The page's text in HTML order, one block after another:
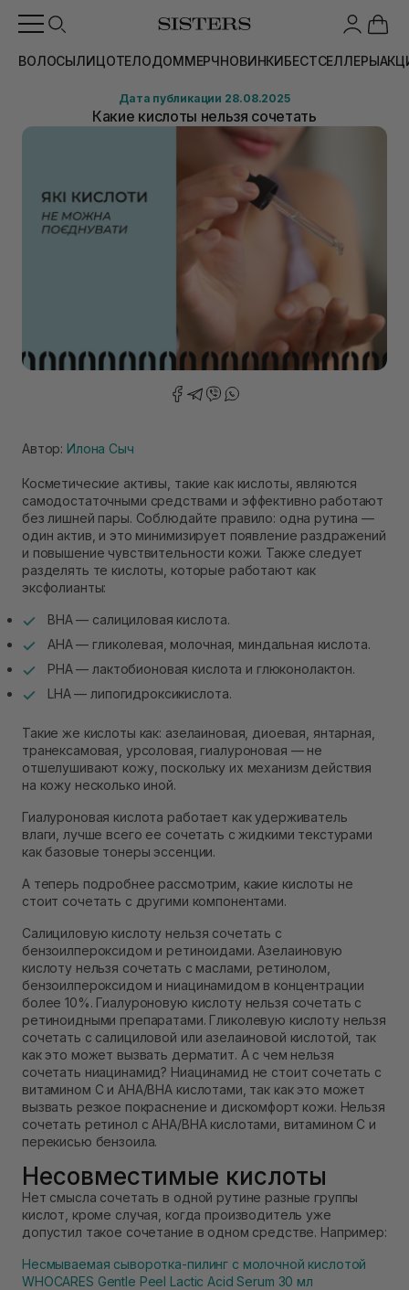
ВОЛОСЫЛИЦОТЕЛОДОММЕРЧНОВИНКИБЕСТСЕЛЛЕРЫ
Дата публикации 28.08.2025
Какие кислоты нельзя сочетать
Автор: Илона Сыч
Косметические активы, такие как кислоты, являются
самодостаточными средствами и эффективно работают
без лишней пары. Соблюдайте правило: одна рутина —
один актив, и это минимизирует появление раздражений
и повышение чувствительности кожи. Также следует
разделять те кислоты, которые работают как
эксфолианты:
ВНА — салициловая кислота.
АНА — гликолевая, молочная, миндальная кислота.
РНА — лактобионовая кислота и глюконолактон.
LHA — липогидроксикислота.
Такие же кислоты как: азелаиновая, диоевая, янтарная,
транексамовая, урсоловая, гиалуроновая — не
отшелушивают кожу, поскольку их механизм действия
на кожу несколько иной.
Гиалуроновая кислота работает как удерживатель
влаги, лучше всего ее сочетать с жидкими текстурами
как базовые тонеры эссенции.
А теперь подробнее рассмотрим, какие кислоты не
стоит сочетать с другими компонентами.
Салициловую кислоту нельзя сочетать с
бензоилпероксидом и ретиноидами. Азелаиновую
кислоту нельзя сочетать с маслами, ретинолом,
бензоилпероксидом и ниацинамидом в концентрации
более 10%. Гиалуроновую кислоту нельзя сочетать с
ретиноидными препаратами. Гликолевую кислоту нельзя
сочетать с салициловой или азелаиновой кислотой, так
как это может вызвать дерматит. А с чем нельзя
сочетать ниацинамид? Ниацинамид не стоит сочетать с
витамином С и AHA/BHA кислотами, так как это может
вызвать резкое покраснение и дискомфорт кожи. Нельзя
сочетать ретинол с AHA/BHA кислотами, витамином С и
перекисью бензоила.
Несовместимые кислоты
Нет смысла сочетать в одной рутине разные группы
кислот, кроме случая, когда производитель уже
допустил такое сочетание в одном средстве. Например:
Несмываемая сыворотка-пилинг с молочной кислотой
WHOCARES Gentle Peel Lactic Acid Serum 30 мл